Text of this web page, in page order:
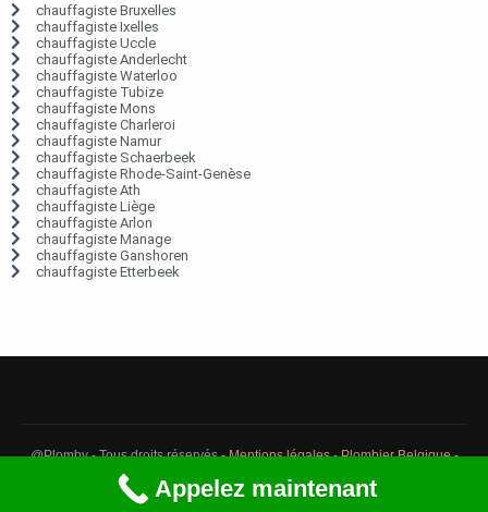
chauffagiste Bruxelles
chauffagiste Ixelles
chauffagiste Uccle
chauffagiste Anderlecht
chauffagiste Waterloo
chauffagiste Tubize
chauffagiste Mons
chauffagiste Charleroi
chauffagiste Namur
chauffagiste Schaerbeek
chauffagiste Rhode-Saint-Genèse
chauffagiste Ath
chauffagiste Liège
chauffagiste Arlon
chauffagiste Manage
chauffagiste Ganshoren
chauffagiste Etterbeek
@Plomby - Tous droits réservés -Mentions légales-Plombier Belgique-
Débouchage Belgique
Appelez maintenant